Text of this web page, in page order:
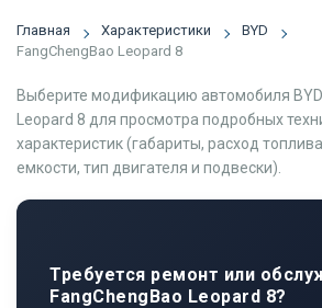
Главная Характеристики
BYD
FangChengBao Leopard 8
Выберите модификацию автомобиля
Leopard 8 для просмотра подробных
характеристик (габариты, расход
емкости, тип двигателя и подвески).
Требуется ремонт или
FangChengBao Leopard 8?